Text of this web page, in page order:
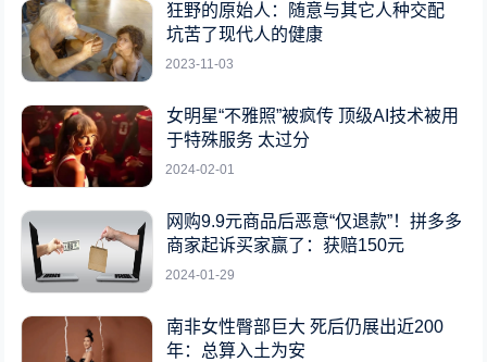
狂野的原始人：随意与其它人种交配
坑苦了现代人的健康
2023-11-03
女明星“不雅照”被疯传 顶级AI技术被用
于特殊服务 太过分
2024-02-01
网购9.9元商品后恶意“仅退款”！拼多多
商家起诉买家赢了：获赔150元
2024-01-29
南非女性臀部巨大 死后仍展出近200
年：总算入土为安